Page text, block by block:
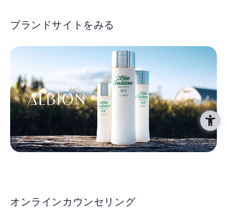
ブランドサイトをみる
オンラインカウンセリング